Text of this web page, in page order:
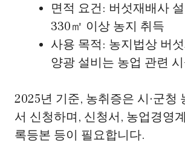
면적 요건: 버섯재배사
330㎡ 이상 농지 취득
사용 목적: 농지법상 버
양광 설비는 농업 관련
2025년 기준, 농취증은 시·군청
서 신청하며, 신청서, 농업경영
록등본 등이 필요합니다.